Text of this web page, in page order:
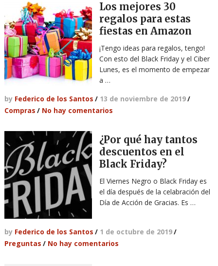
Los mejores 30
regalos para estas
fiestas en Amazon
¡Tengo ideas para regalos, tengo!
Con esto del Black Friday y el Ciber
Lunes, es el momento de empezar
a …
by Federico de los Santos / 13 de noviembre de 2019/
Compras / No hay comentarios
¿Por qué hay tantos
descuentos en el
Black Friday?
El Viernes Negro o Black Friday es
el día después de la celabración del
Día de Acción de Gracias. Es …
by Federico de los Santos / 1 de octubre de 2019/
Preguntas / No hay comentarios